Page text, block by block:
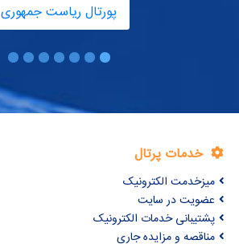
پورتال ریاست جمهوری
خدمات پرتال
میزخدمت الکترونیک
عضویت در سایت
پشتیبانی خدمات الکترونیک
مناقصه و مزایده جاری